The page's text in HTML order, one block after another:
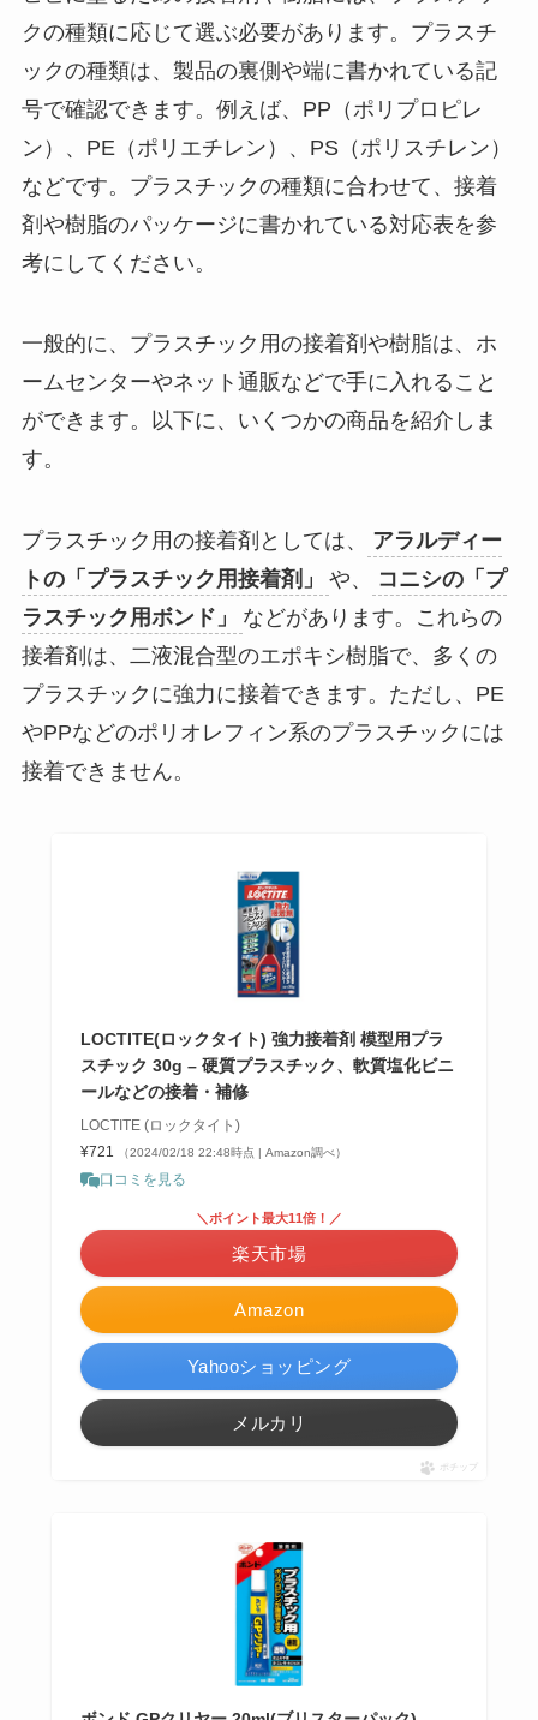
クの種類に応じて選ぶ必要があります。プラスチ
ックの種類は、製品の裏側や端に書かれている記
号で確認できます。例えば、PP（ポリプロピレ
ン）、PE（ポリエチレン）、PS（ポリスチレン）
などです。プラスチックの種類に合わせて、接着
剤や樹脂のパッケージに書かれている対応表を参
考にしてください。
一般的に、プラスチック用の接着剤や樹脂は、ホ
ームセンターやネット通販などで手に入れること
ができます。以下に、いくつかの商品を紹介しま
す。
プラスチック用の接着剤としては、
アラルディー
トの「プラスチック用接着剤」
や、
コニシの「プ
ラスチック用ボンド」
などがあります。これらの
接着剤は、二液混合型のエポキシ樹脂で、多くの
プラスチックに強力に接着できます。ただし、PE
やPPなどのポリオレフィン系のプラスチックには
接着できません。
LOCTITE(ロックタイト) 強力接着剤 模型用プラ
スチック 30g – 硬質プラスチック、軟質塩化ビニ
ールなどの接着・補修
LOCTITE (ロックタイト)
¥721
（2024/02/18 22:48時点 | Amazon調べ）
口コミを見る
Amazon
＼ポイント最大11倍！／
楽天市場
Yahooショッピング
メルカリ
ポチップ